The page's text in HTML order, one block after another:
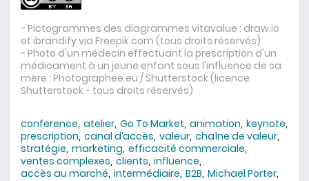
- Pictogrammes des diagrammes vitavalue : draw.io
et ibrandify via Freepik.com (tous droits réservés)
- Photo d'un médecin effectuant la prescription d'un
médicament à un jeune enfant sous l'influence de sa
mère : Photographee.eu / Shutterstock (licence
Shutterstock - tous droits réservés)
conference atelier Go To Market animation keynote
prescription canal d‘accès valeur chaîne de valeur
stratégie marketing efficacité commerciale
ventes complexes clients influence
accès au marché intermédiaire B2B Michael Porter